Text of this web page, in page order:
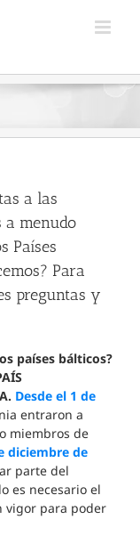
a las
a menudo
Países
Para
preguntas y
países bálticos?
Desde el 1 de
entraron a
miembros de
diciembre de
parte del
es necesario el
vigor para poder